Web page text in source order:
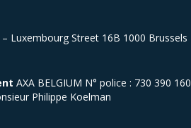
Luxembourg Street 16B 1000 Brussels
AXA BELGIUM N° police : 730 390 160
Philippe Koelman